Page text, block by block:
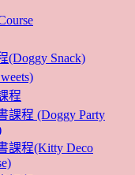
(Doggy Snack)
程
課程 (Doggy Party
課程(Kitty Deco